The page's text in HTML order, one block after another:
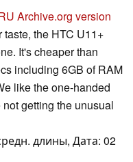
Archive.org version
taste, the HTC U11+
It's cheaper than
including 6GB of RAM
like the one-handed
getting the unusual
длины, Дата: 02